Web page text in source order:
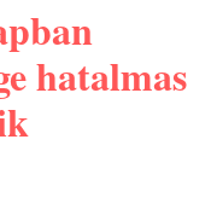
hatalmas